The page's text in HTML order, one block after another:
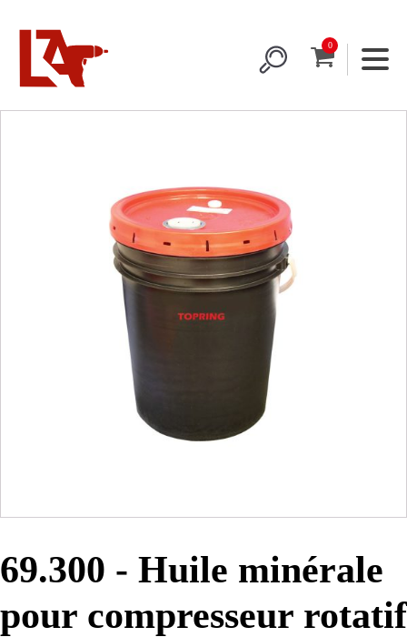
69.300 - Huile minérale
pour compresseur rotatif